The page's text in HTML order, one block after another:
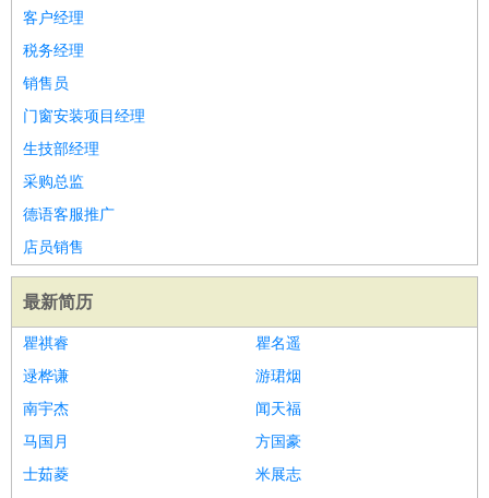
客户经理
税务经理
销售员
门窗安装项目经理
生技部经理
采购总监
德语客服推广
店员销售
最新简历
瞿祺睿
瞿名遥
逯桦谦
游珺烟
南宇杰
闻天福
马国月
方国豪
士茹菱
米展志